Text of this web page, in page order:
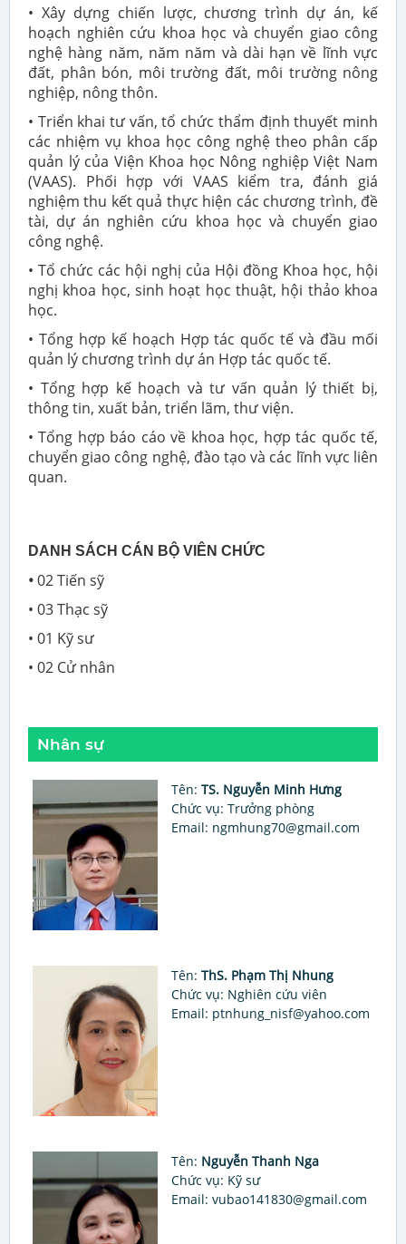
• Xây dựng chiến lược, chương trình dự án, kế
hoạch nghiên cứu khoa học và chuyển giao công
nghệ hàng năm, năm năm và dài hạn về lĩnh vực
đất, phân bón, môi trường đất, môi trường nông
nghiệp, nông thôn.
• Triển khai tư vấn, tổ chức thẩm định thuyết minh
các nhiệm vụ khoa học công nghệ theo phân cấp
quản lý của Viện Khoa học Nông nghiệp Việt Nam
(VAAS). Phối hợp với VAAS kiểm tra, đánh giá
nghiệm thu kết quả thực hiện các chương trình, đề
tài, dự án nghiên cứu khoa học và chuyển giao
công nghệ.
• Tổ chức các hội nghị của Hội đồng Khoa học, hội
nghị khoa học, sinh hoạt học thuật, hội thảo khoa
học.
• Tổng hợp kế hoạch Hợp tác quốc tế và đầu mối
quản lý chương trình dự án Hợp tác quốc tế.
• Tổng hợp kế hoạch và tư vấn quản lý thiết bị,
thông tin, xuất bản, triển lãm, thư viện.
• Tổng hợp báo cáo về khoa học, hợp tác quốc tế,
chuyển giao công nghệ, đào tạo và các lĩnh vực liên
quan.
DANH SÁCH CÁN BỘ VIÊN CHỨC
•02 Tiến sỹ
• 03 Thạc sỹ
• 01 Kỹ sư
• 02 Cử nhân
Nhân sự
Tên:TS. Nguyễn Minh Hưng
Chức vụ: Trưởng phòng
Email: ngmhung70@gmail.com
Tên:ThS. Phạm Thị Nhung
Chức vụ: Nghiên cứu viên
Email: ptnhung_nisf@yahoo.com
Tên: Nguyễn Thanh Nga
Chức vụ: Kỹ sư
Email: vubao141830@gmail.com